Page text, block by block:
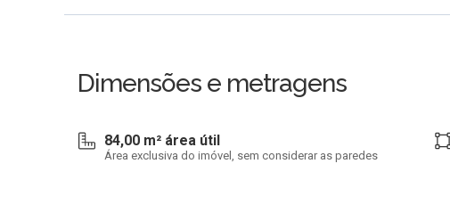
Dimensões e metragens
84,00 m² área útil
Área exclusiva do imóvel, sem considerar as paredes